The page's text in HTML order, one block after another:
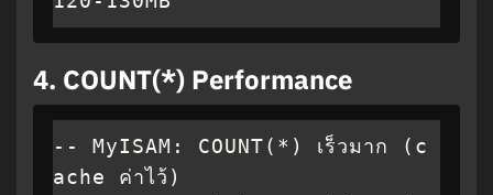
4. COUNT(*) Performance
-- MyISAM: COUNT(*) เร็วมาก (c
ache ค่าไว้)